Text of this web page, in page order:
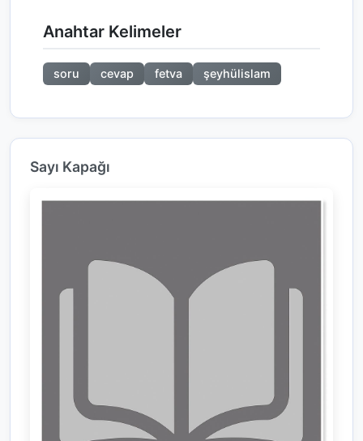
Anahtar Kelimeler
soru cevap fetva şeyhülislam
Sayı Kapağı